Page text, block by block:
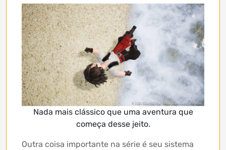
Nada mais clássico que uma aventura que
começa desse jeito.
Outra coisa importante na série é seu sistema